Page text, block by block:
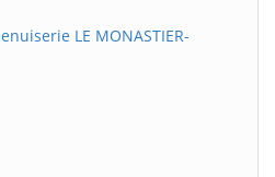
LE MONASTIER-